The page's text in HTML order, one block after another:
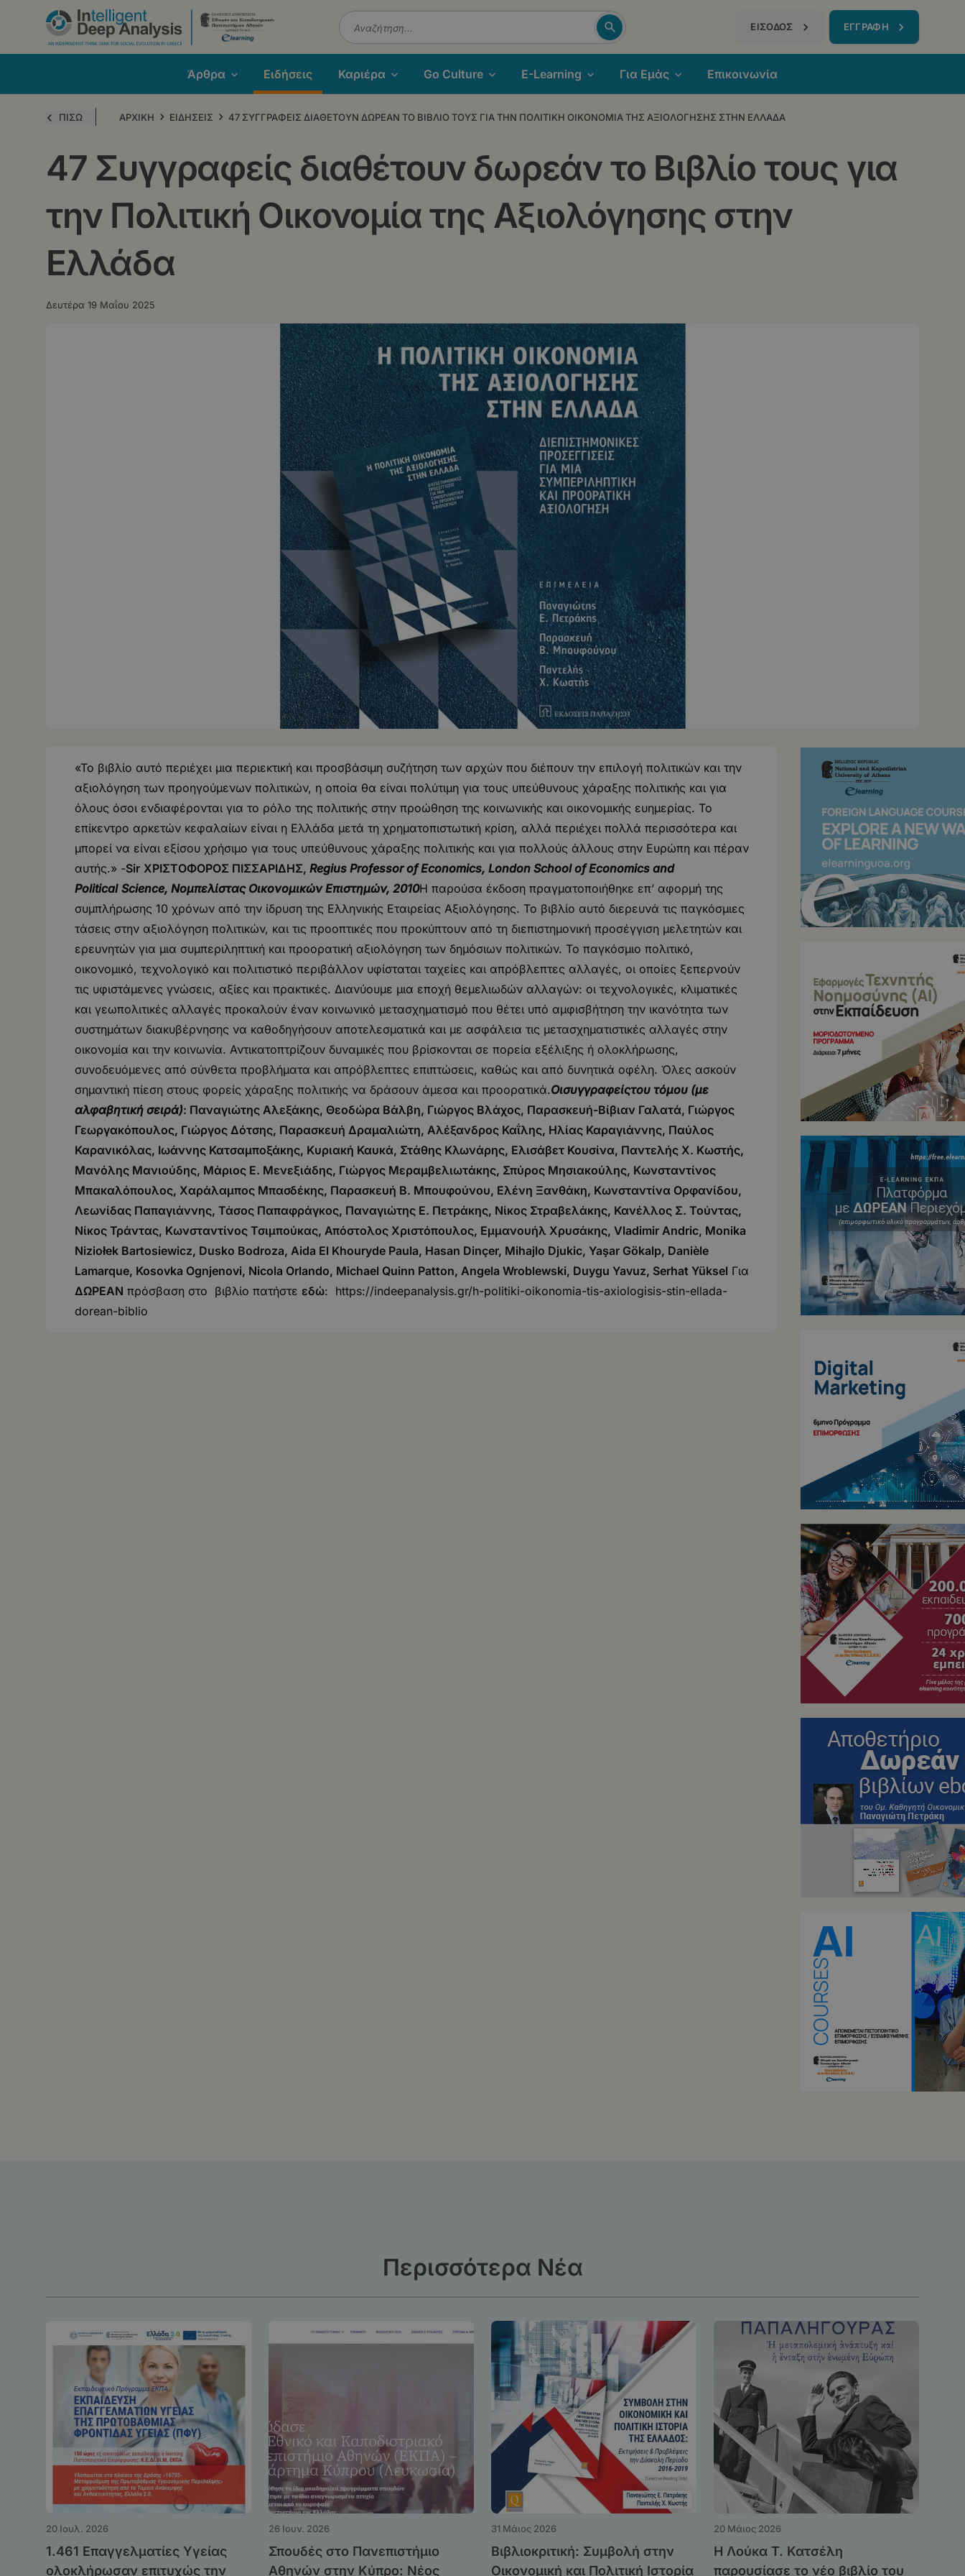
Παράκαμψη
Αναζήτηση
Αναζήτηση ΕΙΣΟΔΟΣ ΕΓΓΡΑΦΗ
Άρθρα Ειδήσεις Καριέρα Go Culture E-Learning Για Εμάς Επικοινωνία
ΠΙΣΩ ΑΡΧΙΚΗ › ΕΙΔΗΣΕΙΣ › 47 ΣΥΓΓΡΑΦΕΙΣ ΔΙΑΘΕΤΟΥΝ ΔΩΡΕΑΝ ΤΟ ΒΙΒΛΙΟ ΤΟΥΣ ΓΙΑ ΤΗΝ ΠΟΛΙΤΙΚΗ ΟΙΚΟΝΟΜΙΑ ΤΗΣ ΑΞΙΟΛΟΓΗΣΗΣ ΣΤΗΝ ΕΛΛΑΔΑ
47 Συγγραφείς διαθέτουν δωρεάν το Βιβλίο τους για
την Πολιτική Οικονομία της Αξιολόγησης στην
Ελλάδα
Δευτέρα 19 Μαΐου 2025
«Το βιβλίο αυτό περιέχει μια περιεκτική και προσβάσιμη συζήτηση των αρχών που διέπουν την επιλογή πολιτικών και την
αξιολόγηση των προηγούμενων πολιτικών, η οποία θα είναι πολύτιμη για τους υπεύθυνους χάραξης πολιτικής και για
όλους όσοι ενδιαφέρονται για το ρόλο της πολιτικής στην προώθηση της κοινωνικής και οικονομικής ευημερίας. Το
επίκεντρο αρκετών κεφαλαίων είναι η Ελλάδα μετά τη χρηματοπιστωτική κρίση, αλλά περιέχει πολλά περισσότερα και
μπορεί να είναι εξίσου χρήσιμο για τους υπεύθυνους χάραξης πολιτικής και για πολλούς άλλους στην Ευρώπη και πέραν
αυτής.» -Sir ΧΡΙΣΤΟΦΟΡΟΣ ΠΙΣΣΑΡΙΔΗΣ, Regius Professor of Economics, London School of Economics and
Political Science, Νομπελίστας Οικονομικών Επιστημών, 2010Η παρούσα έκδοση πραγματοποιήθηκε επ’ αφορμή της
συμπλήρωσης 10 χρόνων από την ίδρυση της Ελληνικής Εταιρείας Αξιολόγησης. Το βιβλίο αυτό διερευνά τις παγκόσμιες
τάσεις στην αξιολόγηση πολιτικών, και τις προοπτικές που προκύπτουν από τη διεπιστημονική προσέγγιση μελετητών και
ερευνητών για μια συμπεριληπτική και προορατική αξιολόγηση των δημόσιων πολιτικών. Το παγκόσμιο πολιτικό,
οικονομικό, τεχνολογικό και πολιτιστικό περιβάλλον υφίσταται ταχείες και απρόβλεπτες αλλαγές, οι οποίες ξεπερνούν
τις υφιστάμενες γνώσεις, αξίες και πρακτικές. Διανύουμε μια εποχή θεμελιωδών αλλαγών: οι τεχνολογικές, κλιματικές
και γεωπολιτικές αλλαγές προκαλούν έναν κοινωνικό μετασχηματισμό που θέτει υπό αμφισβήτηση την ικανότητα των
συστημάτων διακυβέρνησης να καθοδηγήσουν αποτελεσματικά και με ασφάλεια τις μετασχηματιστικές αλλαγές στην
οικονομία και την κοινωνία. Αντικατοπτρίζουν δυναμικές που βρίσκονται σε πορεία εξέλιξης ή ολοκλήρωσης,
συνοδευόμενες από σύνθετα προβλήματα και απρόβλεπτες επιπτώσεις, καθώς και από δυνητικά οφέλη. Όλες ασκούν
σημαντική πίεση στους φορείς χάραξης πολιτικής να δράσουν άμεσα και προορατικά.Οισυγγραφείςτου τόμου (με
αλφαβητική σειρά): Παναγιώτης Αλεξάκης, Θεοδώρα Βάλβη, Γιώργος Βλάχος, Παρασκευή-Βίβιαν Γαλατά, Γιώργος
Γεωργακόπουλος, Γιώργος Δότσης, Παρασκευή Δραμαλιώτη, Αλέξανδρος Καΐλης, Ηλίας Καραγιάννης, Παύλος
Καρανικόλας, Ιωάννης Κατσαμποξάκης, Κυριακή Καυκά, Στάθης Κλωνάρης, Ελισάβετ Κουσίνα, Παντελής Χ. Κωστής,
Μανόλης Μανιούδης, Μάριος Ε. Μενεξιάδης, Γιώργος Μεραμβελιωτάκης, Σπύρος Μησιακούλης, Κωνσταντίνος
Μπακαλόπουλος, Χαράλαμπος Μπασδέκης, Παρασκευή Β. Μπουφούνου, Ελένη Ξανθάκη, Κωνσταντίνα Ορφανίδου,
Λεωνίδας Παπαγιάννης, Τάσος Παπαφράγκος, Παναγιώτης Ε. Πετράκης, Νίκος Στραβελάκης, Κανέλλος Σ. Τούντας,
Νίκος Τράντας, Κωνσταντίνος Τσιμπούκας, Απόστολος Χριστόπουλος, Εμμανουήλ Χρυσάκης, Vladimir Andric, Monika
Niziołek Bartosiewicz, Dusko Bodroza, Aida El Khouryde Paula, Hasan Dinçer, Mihajlo Djukic, Yaşar Gökalp, Danièle
Lamarque, Kosovka Ognjenovi, Nicola Orlando, Michael Quinn Patton, Angela Wroblewski, Duygu Yavuz, Serhat Yüksel Για
ΔΩΡΕΑΝ πρόσβαση στο βιβλίο πατήστε εδώ: https://indeepanalysis.gr/h-politiki-oikonomia-tis-axiologisis-stin-ellada-
dorean-biblio
Περισσότερα Νέα
20 Ιουλ. 2026
1.461 Επαγγελματίες Υγείας
ολοκλήρωσαν επιτυχώς την
26 Ιουν. 2026
Σπουδές στο Πανεπιστήμιο
Αθηνών στην Κύπρο: Νέος
31 Μάιος 2026
Βιβλιοκριτική: Συμβολή στην
Οικονομική και Πολιτική Ιστορία
20 Μάιος 2026
Η Λούκα Τ. Κατσέλη
παρουσίασε το νέο βιβλίο του